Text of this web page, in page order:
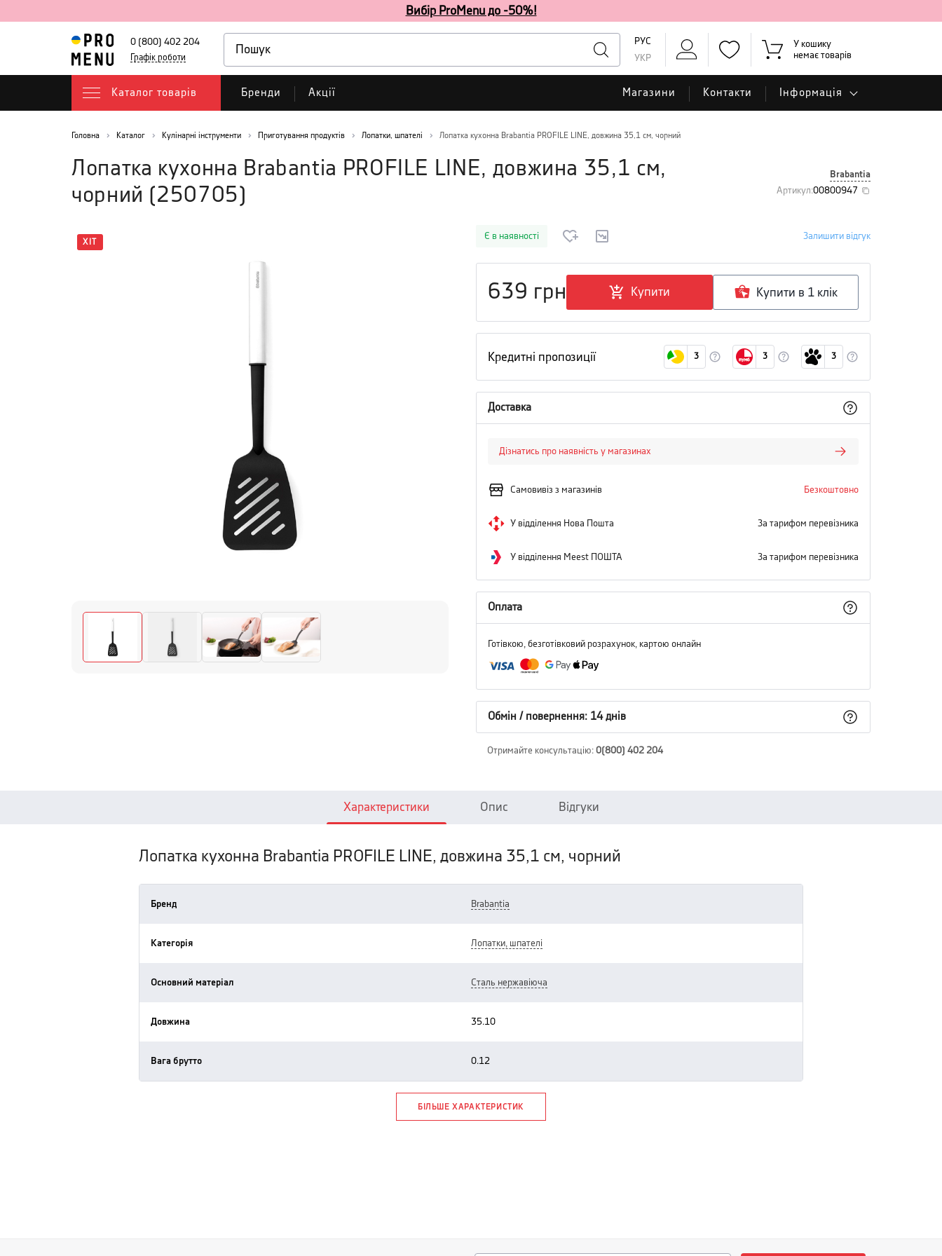
Вибір ProMenu до -50%!
0 (800) 402 204
Графік роботи
РУС
УКР
У кошику
немає товарів
Каталог товарів Бренди Акції Магазини Контакти Інформація
Головна Каталог Кулінарні інструменти Приготування продуктів Лопатки, шпателі Лопатка кухонна Brabantia PROFILE LINE, довжина 35,1 см, чорний
Лопатка кухонна Brabantia PROFILE LINE, довжина 35,1 см,
чорний ( 250705 )
Brabantia
Артикул:00800947
ХІТ
Є в наявності Залишити відгук
639 грн Купити Купити в 1 клiк
Кредитні пропозиції 3 3 3
Доставка
Дізнатись про наявність у магазинах
Самовивіз з магазинів Безкоштовно
У відділення Нова Пошта За тарифом перевізника
У відділення Meest ПОШТА За тарифом перевізника
Оплата
Готівкою, безготівковий розрахунок, картою онлайн
Обмін / повернення: 14 днів
Отримайте консультацію: 0(800) 402 204
Характеристики Опис Відгуки
Лопатка кухонна Brabantia PROFILE LINE, довжина 35,1 см, чорний
Бренд brabantia
Категорія лопатки, шпателі
Основний матеріал сталь нержавіюча
Довжина 35.10
Вага брутто 0.12
БІЛЬШЕ ХАРАКТЕРИСТИК